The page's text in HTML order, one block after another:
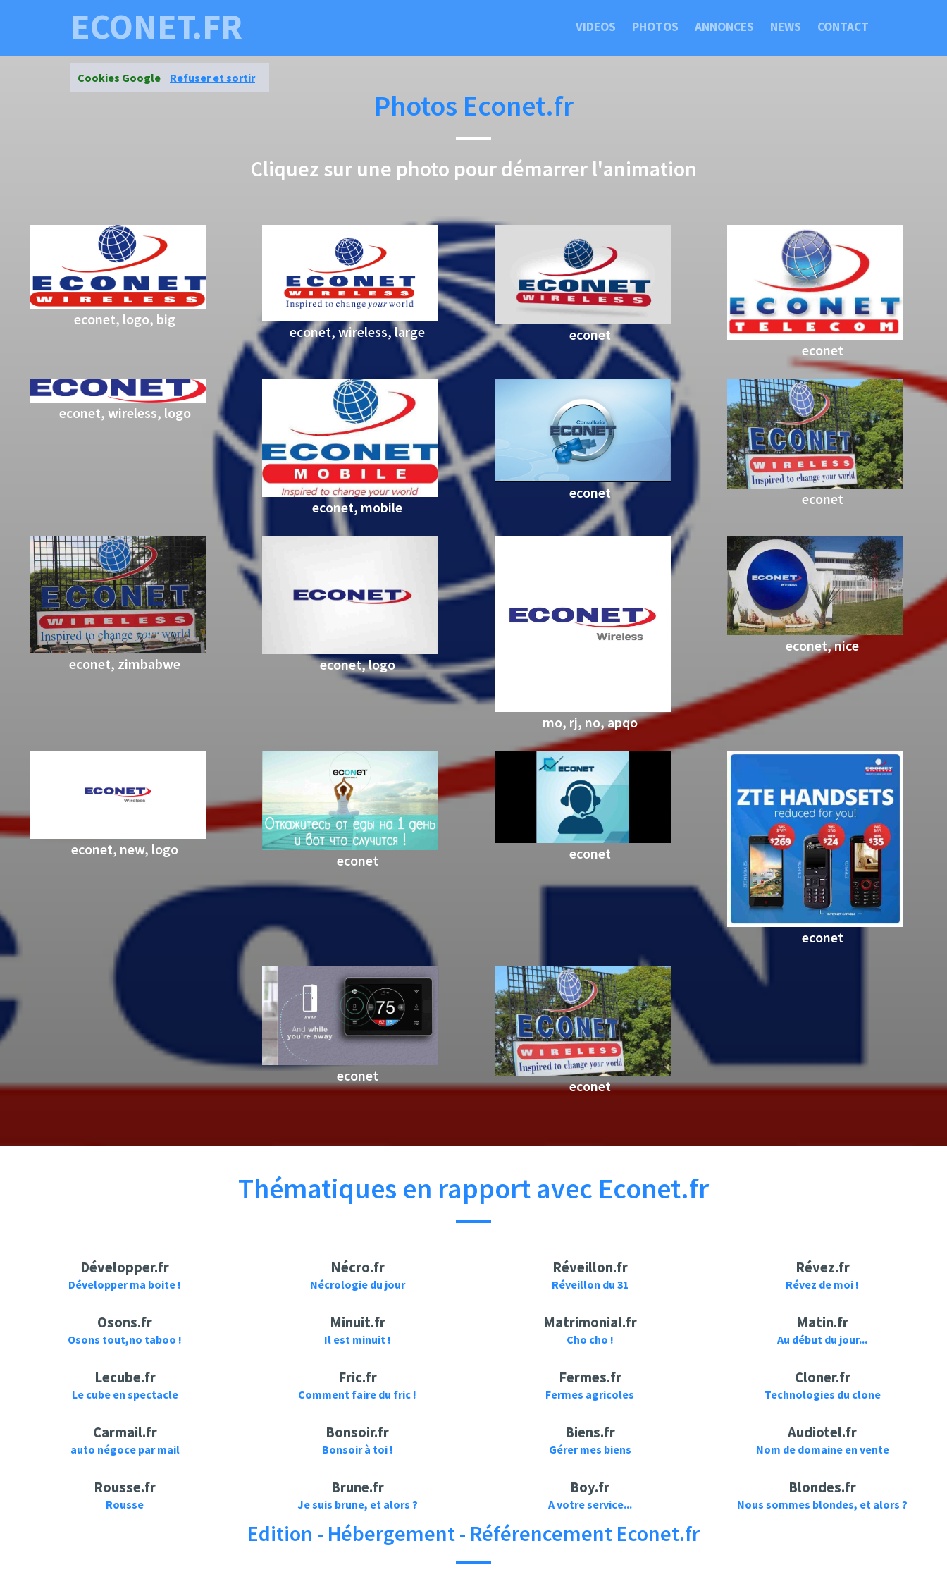
Cookies Google Refuser et sortir
ECONET.FR VIDEOS PHOTOS ANNONCES NEWS CONTACT
Photos Econet.fr
Cliquez sur une photo pour démarrer l'animation
econet, logo, big
econet, wireless, large
econet
econet
econet, wireless, logo
econet, mobile
econet econet
econet, zimbabwe econet, logo
mo, rj, no, apqo
econet, nice
econet, new, logo
econet econet
econet
econet
econet
Thématiques en rapport avec Econet.fr
Développer.fr
Développer ma boite !
Nécro.fr
Nécrologie du jour
Réveillon.fr
Réveillon du 31
Révez.fr
Révez de moi !
Osons.fr
Osons tout,no taboo !
Minuit.fr
Il est minuit !
Matrimonial.fr
Cho cho !
Matin.fr
Au début du jour...
Lecube.fr
Le cube en spectacle
Fric.fr
Comment faire du fric !
Fermes.fr
Fermes agricoles
Cloner.fr
Technologies du clone
Carmail.fr
auto négoce par mail
Bonsoir.fr
Bonsoir à toi !
Biens.fr
Gérer mes biens
Audiotel.fr
Nom de domaine en vente
Rousse.fr
Rousse
Brune.fr
Je suis brune, et alors ?
Boy.fr
A votre service...
Blondes.fr
Nous sommes blondes, et alors ?
Edition - Hébergement - Référencement Econet.fr